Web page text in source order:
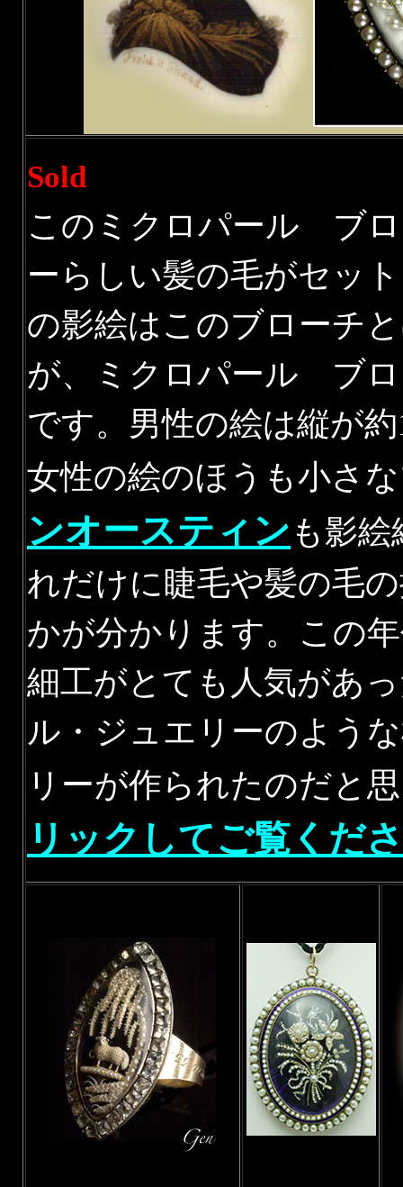
Sold
このミクロパール ブ
ーらしい髪の毛がセッ
の影絵はこのブローチ
が、ミクロパール ブロ
です。男性の絵は縦が
女性の絵のほうも小さ
ンオースティン も影
れだけに睫毛や髪の毛
かが分かります。この
細工がとても人気があ
ル・ジュエリーのよう
リーが作られたの
リックしてご覧くだ